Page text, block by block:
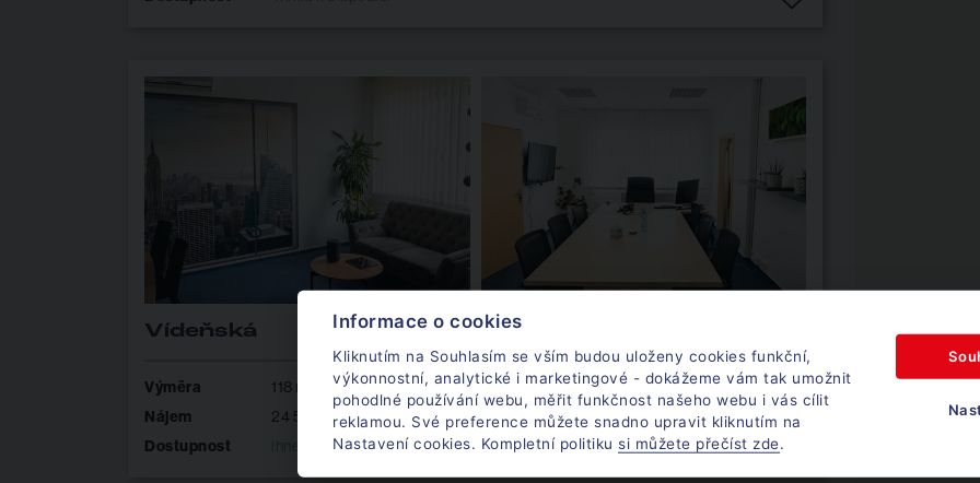
Vídeňská
Výměra 118 m²
Nájem 24 500 Kč za měsíc
Dostupnost ihned k dispozici
Informace o cookies
Kliknutím na Souhlasím se vším budou uloženy cookies funkční,
výkonnostní, analytické i marketingové - dokážeme vám tak umožnit
pohodlné používání webu, měřit funkčnost našeho webu i vás cílit
reklamou. Své preference můžete snadno upravit kliknutím na
Nastavení cookies. Kompletní politiku si můžete přečíst zde.